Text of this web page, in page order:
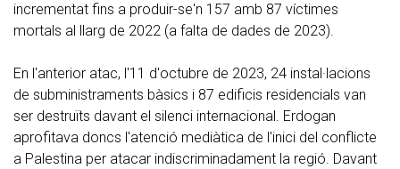
incrementat fins a produir-se'n 157 amb 87 víctimes
mortals al llarg de 2022 (a falta de dades de 2023).
En l'anterior atac, l'11 d'octubre de 2023, 24 instal·lacions
de subministraments bàsics i 87 edificis residencials van
ser destruïts davant el silenci internacional. Erdogan
aprofitava doncs l'atenció mediàtica de l'inici del conflicte
a Palestina per atacar indiscriminadament la regió. Davant